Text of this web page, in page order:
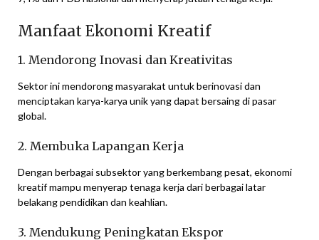
Manfaat Ekonomi Kreatif
1. Mendorong Inovasi dan Kreativitas
Sektor ini mendorong masyarakat untuk berinovasi dan
menciptakan karya-karya unik yang dapat bersaing di pasar
global.
2. Membuka Lapangan Kerja
Dengan berbagai subsektor yang berkembang pesat, ekonomi
kreatif mampu menyerap tenaga kerja dari berbagai latar
belakang pendidikan dan keahlian.
3. Mendukung Peningkatan Ekspor